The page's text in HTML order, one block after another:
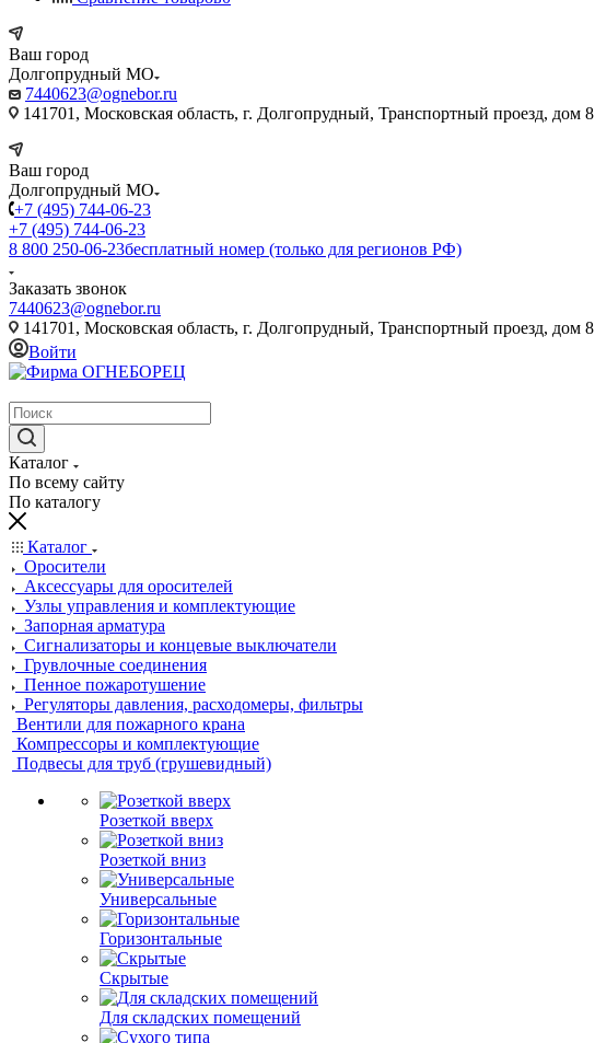
Ваш город
Долгопрудный МО
7440623@ognebor.ru
141701, Московская область, г. Долгопрудный, Транспортный проезд, дом 8
Ваш город
Долгопрудный МО
+7 (495) 744-06-23
+7 (495) 744-06-23
8 800 250-06-23бесплатный номер (только для регионов РФ)
Заказать звонок
7440623@ognebor.ru
141701, Московская область, г. Долгопрудный, Транспортный проезд, дом 8
Войти
Каталог
По всему сайту
По каталогу
Каталог
Оросители
Аксессуары для оросителей
Узлы управления и комплектующие
Запорная арматура
Сигнализаторы и концевые выключатели
Грувлочные соединения
Пенное пожаротушение
Регуляторы давления, расходомеры, фильтры
Вентили для пожарного крана
Компрессоры и комплектующие
Подвесы для труб (грушевидный)
Розеткой вверх
Розеткой вниз
Универсальные
Горизонтальные
Скрытые
Для складских помещений